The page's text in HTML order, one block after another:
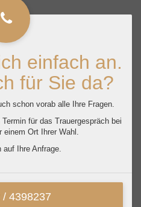
einfach an.
für Sie da?
schon vorab alle Ihre Fragen.
für das Trauergespräch bei
einem Ort Ihrer Wahl.
auf Ihre Anfrage.
/ 4398237